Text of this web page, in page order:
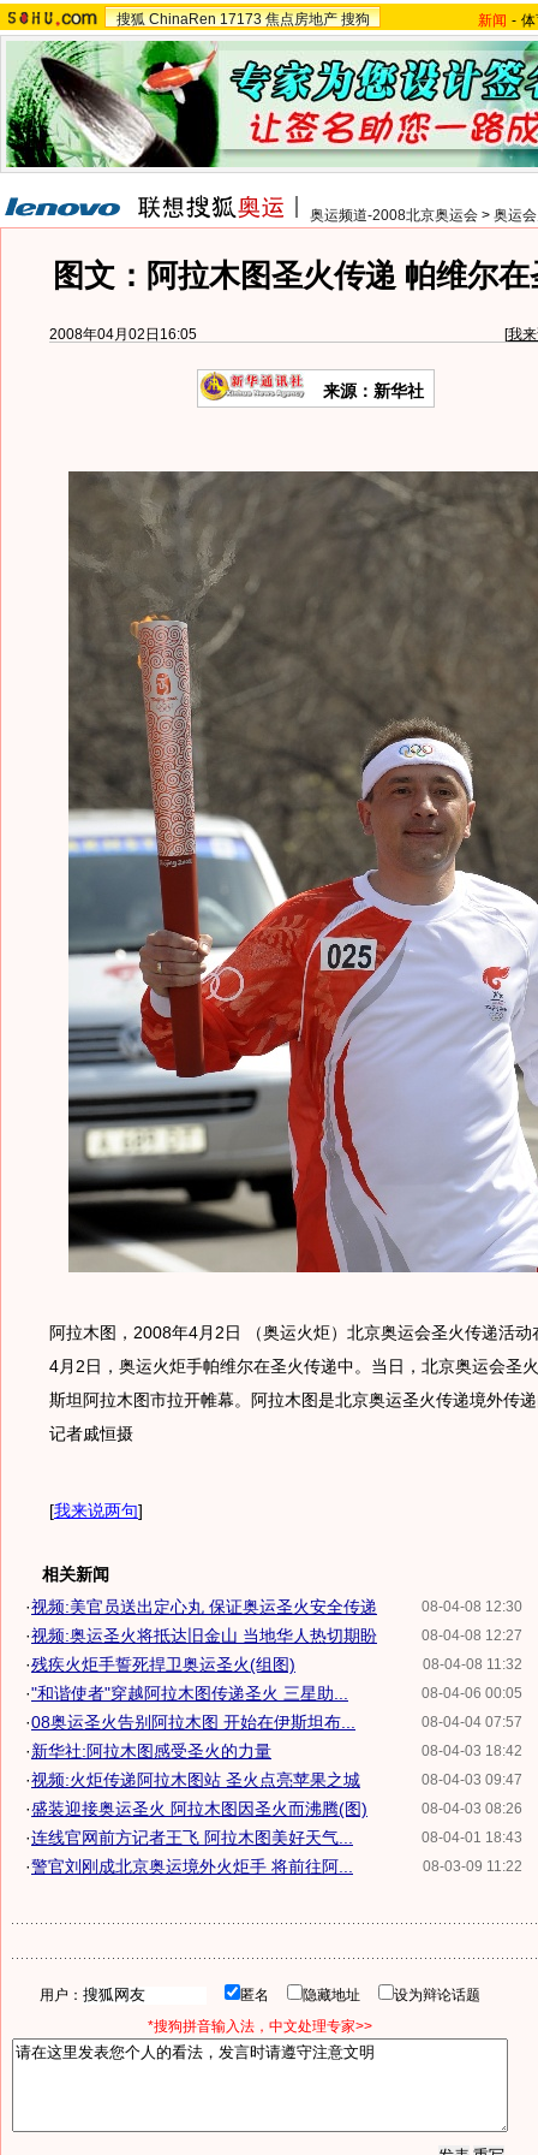
搜狐 ChinaRen 17173 焦点房地产 搜狗 新闻 -
奥运频道-2008北京奥运会 > 奥运
图文：阿拉木图圣火传递 帕维尔
2008年04月02日16:05 [我
来源：新华社
阿拉木图，2008年4月2日 （奥运火炬）北京奥运会圣火传递活
4月2日，奥运火炬手帕维尔在圣火传递中。当日，北京奥运会圣
斯坦阿拉木图市拉开帷幕。阿拉木图是北京奥运圣火传递境外传
记者戚恒摄
[我来说两句]
相关新闻
08-04-08 12:30
·视频:美官员送出定心丸 保证奥运圣火安全传递
08-04-08 12:27
·视频:奥运圣火将抵达旧金山 当地华人热切期盼
08-04-08 11:32
·残疾火炬手誓死捍卫奥运圣火(组图)
08-04-06 00:05
·"和谐使者"穿越阿拉木图传递圣火 三星助...
08-04-04 07:57
·08奥运圣火告别阿拉木图 开始在伊斯坦布...
08-04-03 18:42
·新华社:阿拉木图感受圣火的力量
08-04-03 09:47
·视频:火炬传递阿拉木图站 圣火点亮苹果之城
08-04-03 08:26
·盛装迎接奥运圣火 阿拉木图因圣火而沸腾(图)
08-04-01 18:43
·连线官网前方记者王飞 阿拉木图美好天气...
08-03-09 11:22
·警官刘刚成北京奥运境外火炬手 将前往阿...
用户： 匿名 隐藏地址
设为辩论话题
*搜狗拼音输入法，中文处理专家>>